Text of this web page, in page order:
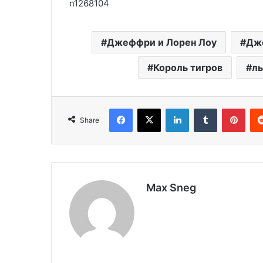
n1268104
Джеффри и Лорен Лоу
Король тигров
Share
Max Sneg